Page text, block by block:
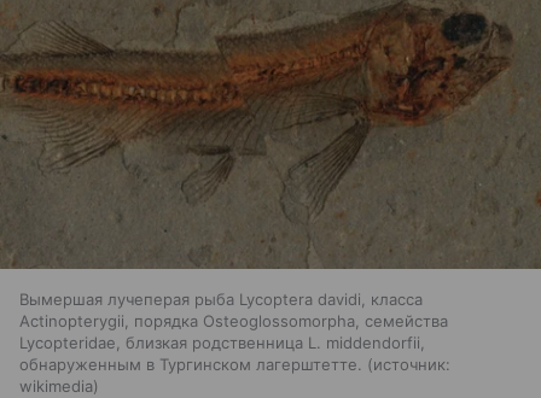
Вымершая лучеперая рыба Lycoptera davidi, класса
Actinopterygii, порядка Osteoglossomorpha, семейства
Lycopteridae, близкая родственница L. middendorfii,
обнаруженным в Тургинском лагерштетте.
источник:
wikimedia